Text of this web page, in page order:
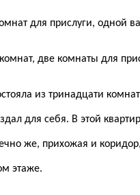
для прислуги, одной
две комнаты для
из тринадцати
для себя. В этой
же, прихожая и
этаже.